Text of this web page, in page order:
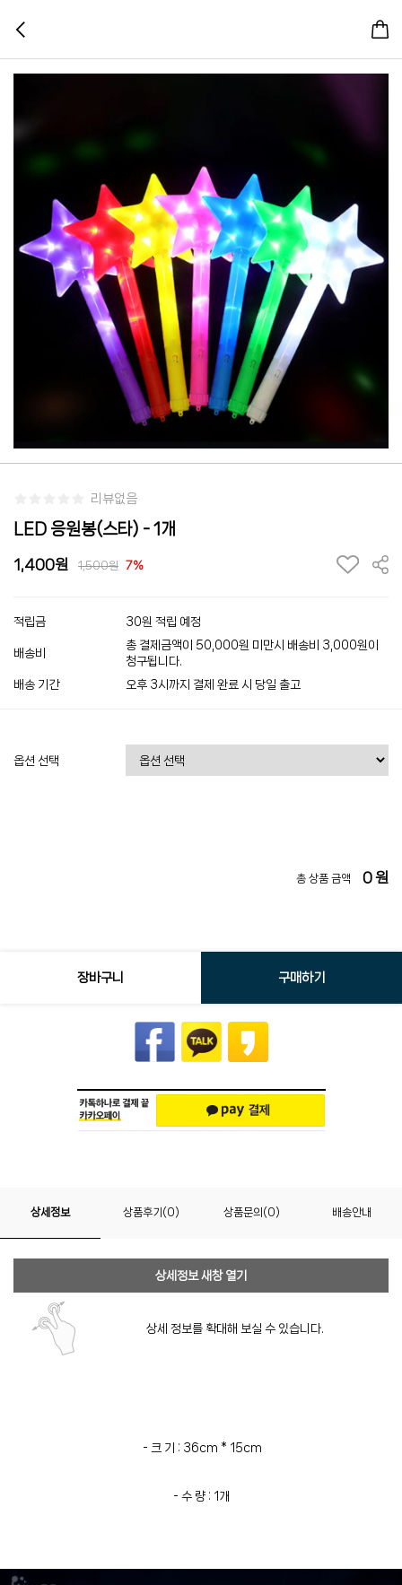
리뷰없음
LED 응원봉(스타) - 1개
1,400 1,500 7%
적립금 30원 적립 예정
배송비
총 결제금액이 50,000원 미만시 배송비 3,000원이
청구됩니다.
배송 기간
오후 3시까지 결제 완료 시 당일 출고
옵션 선택
총 상품 금액 0원
장바구니 구매하기
상세정보 상품후기(0) 상품문의(0) 배송안내
상세정보 새창 열기
상세 정보를 확대해 보실 수 있습니다.
- 크 기 : 36cm * 15cm
- 수 량 : 1개